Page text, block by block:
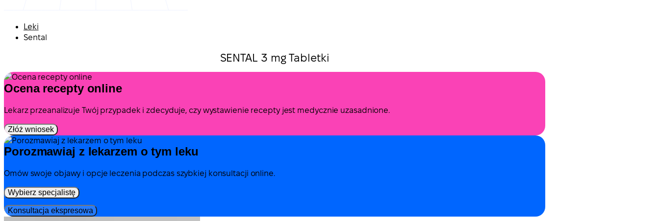
Leki
Sental
SENTAL 3 mg Tabletki
Ocena recepty online
Lekarz przeanalizuje Twój przypadek i zdecyduje, czy wystawienie recepty jest medycznie uzasadnione.
Złóż wniosek
Porozmawiaj z lekarzem o tym leku
Omów swoje objawy i opcje leczenia podczas szybkiej konsultacji online.
Wybierz specjalistę
Konsultacja ekspresowa